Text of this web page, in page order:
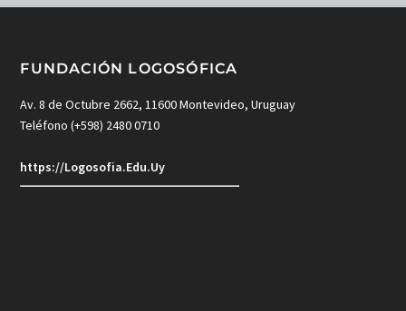
FUNDACIÓN LOGOSÓFICA
Av. 8 de Octubre 2662, 11600 Montevideo, Uruguay
Teléfono (+598) 2480 0710
https://Logosofia.Edu.Uy